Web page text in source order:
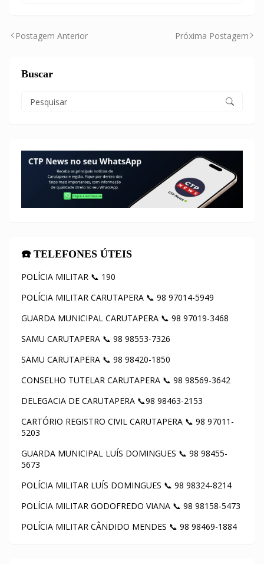
Postagem Anterior Próxima Postagem
Buscar
☎️ TELEFONES ÚTEIS
POLÍCIA MILITAR 📞 190
POLÍCIA MILITAR CARUTAPERA 📞 98 97014-5949
GUARDA MUNICIPAL CARUTAPERA 📞 98 97019-3468
SAMU CARUTAPERA 📞 98 98553-7326
SAMU CARUTAPERA 📞 98 98420-1850
CONSELHO TUTELAR CARUTAPERA 📞 98 98569-3642
DELEGACIA DE CARUTAPERA 📞98 98463-2153
CARTÓRIO REGISTRO CIVIL CARUTAPERA 📞 98 97011-
5203
GUARDA MUNICIPAL LUÍS DOMINGUES 📞 98 98455-
5673
POLÍCIA MILITAR LUÍS DOMINGUES 📞 98 98324-8214
POLÍCIA MILITAR GODOFREDO VIANA 📞 98 98158-5473
POLÍCIA MILITAR CÂNDIDO MENDES 📞 98 98469-1884